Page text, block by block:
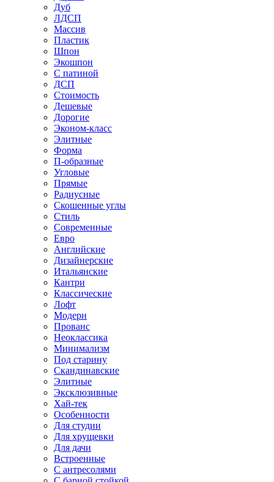
Дуб
ЛДСП
Массив
Пластик
Шпон
Экошпон
С патиной
ДСП
Стоимость
Дешевые
Дорогие
Эконом-класс
Элитные
Форма
П-образные
Угловые
Прямые
Радиусные
Скошенные углы
Стиль
Современные
Евро
Английские
Дизайнерские
Итальянские
Кантри
Классические
Лофт
Модерн
Прованс
Неоклассика
Минимализм
Под старину
Скандинавские
Элитные
Эксклюзивные
Хай-тек
Особенности
Для студии
Для хрущевки
Для дачи
Встроенные
С антресолями